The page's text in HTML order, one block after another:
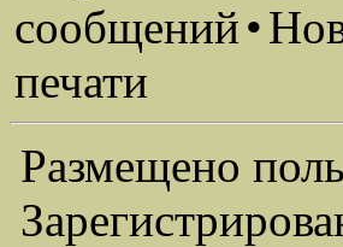
сообщений•
печати
Размещено